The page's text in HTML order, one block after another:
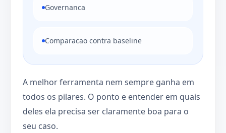
Governanca
Comparacao contra baseline
A melhor ferramenta nem sempre ganha em
todos os pilares. O ponto e entender em quais
deles ela precisa ser claramente boa para o
seu caso.